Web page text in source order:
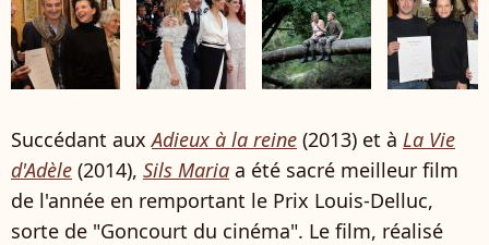
Succédant auxAdieux à la reine (2013) et à La Vie
d'Adèle (2014), Sils Maria a été sacré meilleur film
de l'année en remportant le Prix Louis-Delluc,
sorte de "Goncourt du cinéma". Le film, réalisé